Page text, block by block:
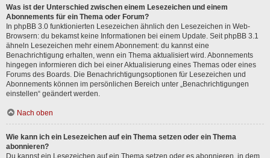
Was ist der Unterschied zwischen einem Lesezeichen und einem
Abonnements für ein Thema oder Forum?
In phpBB 3.0 funktionierten Lesezeichen ähnlich den Lesezeichen in Web-
Browsern: du bekamst keine Informationen bei einem Update. Seit phpBB 3.1
ähneln Lesezeichen mehr einem Abonnement: du kannst eine
Benachrichtigung erhalten, wenn ein Thema aktualisiert wird. Abonnements
hingegen informieren dich bei einer Aktualisierung eines Themas oder eines
Forums des Boards. Die Benachrichtigungsoptionen für Lesezeichen und
Abonnements können im persönlichen Bereich unter „Benachrichtigungen
einstellen“ geändert werden.
Nach oben
Wie kann ich ein Lesezeichen auf ein Thema setzen oder ein Thema
abonnieren?
Du kannst ein Lesezeichen auf ein Thema setzen oder es abonnieren, in dem